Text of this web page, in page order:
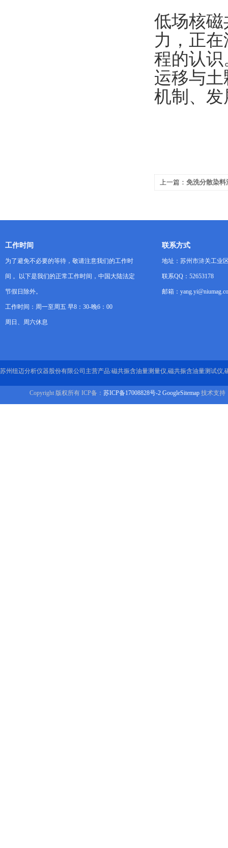
低场核
力，正
程的认
运移与
机制、
上一篇： 免洗分散染料
工作时间
为了避免不必要的等待，敬请注意我们的工作时
间 。以下是我们的正常工作时间，中国大陆法定
节假日除外。
工作时间：周一至周五 早8：30-晚6：00
周日、周六休息
联系方式
地址：苏州市浒关工业
联系QQ：52653178
邮箱：
苏州纽迈分析仪器股份有限公司主营产品:磁共振含油量测量仪,磁共振含油量测试仪,
Copyright 版权所有 ICP备： 苏ICP备17008828号-2 GoogleSitemap 技术支持